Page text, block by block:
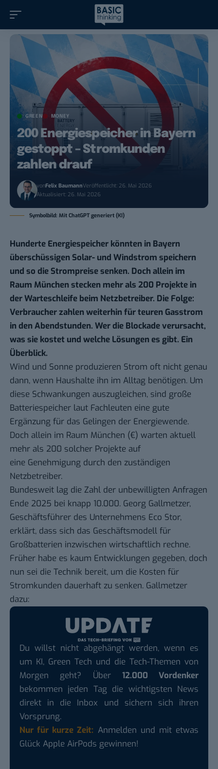
GREEN MONEY
200 Energiespeicher in Bayern
gestoppt – Stromkunden
zahlen drauf
vonFelix BaumannVeröffentlicht: 26. Mai 2026
Aktualisiert: 26. Mai 2026
Symbolbild: Mit ChatGPT generiert (KI)
Hunderte Energiespeicher könnten in Bayern
überschüssigen Solar- und Windstrom speichern
und so die Strompreise senken. Doch allein im
Raum München stecken mehr als 200 Projekte in
der Warteschleife beim Netzbetreiber. Die Folge:
Verbraucher zahlen weiterhin für teuren Gasstrom
in den Abendstunden. Wer die Blockade verursacht,
was sie kostet und welche Lösungen es gibt. Ein
Überblick.
Wind und Sonne produzieren Strom oft nicht genau
dann, wenn Haushalte ihn im Alltag benötigen. Um
diese Schwankungen auszugleichen, sind große
Batteriespeicher laut Fachleuten eine gute
Ergänzung für das Gelingen der Energiewende.
Doch allein im Raum München (€) warten aktuell
mehr als 200 solcher Projekte auf
eine Genehmigung durch den zuständigen
Netzbetreiber.
Bundesweit lag die Zahl der unbewilligten Anfragen
Ende 2025 bei knapp 10.000. Georg Gallmetzer,
Geschäftsführer des Unternehmens Eco Stor,
erklärt, dass sich das Geschäftsmodell für
Großbatterien inzwischen wirtschaftlich rechne.
Früher habe es kaum Entwicklungen gegeben, doch
nun sei die Technik bereit, um die Kosten für
Stromkunden dauerhaft zu senken. Gallmetzer
dazu:
Du willst nicht abgehängt werden, wenn es
um KI, Green Tech und die Tech-Themen von
Morgen geht? Über 12.000 Vordenker
bekommen jeden Tag die wichtigsten News
direkt in die Inbox und sichern sich ihren
Vorsprung.
Nur für kurze Zeit: Anmelden und mit etwas
Glück Apple AirPods gewinnen!